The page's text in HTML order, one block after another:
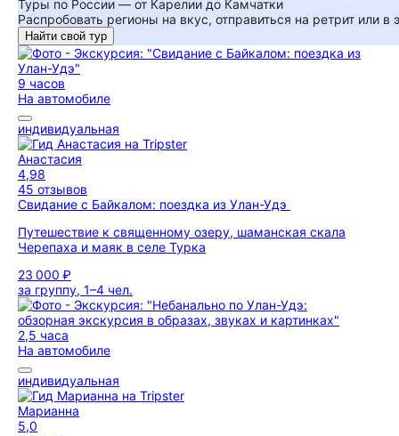
Туры по России — от Карелии до Камчатки
Распробовать регионы на вкус, отправиться на ретрит или в
Найти свой тур
9 часов
На автомобиле
индивидуальная
Анастасия
4,98
45 отзывов
Свидание с Байкалом: поездка из Улан-Удэ
Путешествие к священному озеру, шаманская скала
Черепаха и маяк в селе Турка
23 000 ₽
за группу, 1–4 чел.
2,5 часа
На автомобиле
индивидуальная
Марианна
5,0